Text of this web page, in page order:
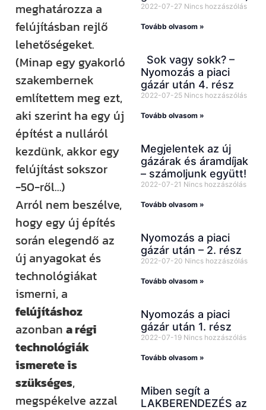
meghatározza a
felújításban rejlő
lehetőségeket.
(Minap egy gyakorló
szakembernek
említettem meg ezt,
aki szerint ha egy új
építést a nulláról
kezdünk, akkor egy
felújítást sokszor
-50-ről…)
Arról nem beszélve,
hogy egy új építés
során elegendő az
új anyagokat és
technológiákat
ismerni, a
felújításhoz
azonbana régi
technológiák
ismerete is
szükséges,
megspékelve azzal
2022-07-27 Nincs hozzászólás
Tovább olvasom »
Sok vagy sokk? –
Nyomozás a piaci
gázár után 4. rész
2022-07-25 Nincs hozzászólás
Tovább olvasom »
Megjelentek az új
gázárak és áramdíjak
– számoljunk együtt!
2022-07-21 Nincs hozzászólás
Tovább olvasom »
Nyomozás a piaci
gázár után – 2. rész
2022-07-20 Nincs hozzászólás
Tovább olvasom »
Nyomozás a piaci
gázár után 1. rész
2022-07-19 Nincs hozzászólás
Tovább olvasom »
Miben segít a
LAKBERENDEZÉS az